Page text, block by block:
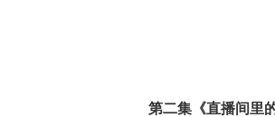
第二集《直播间里